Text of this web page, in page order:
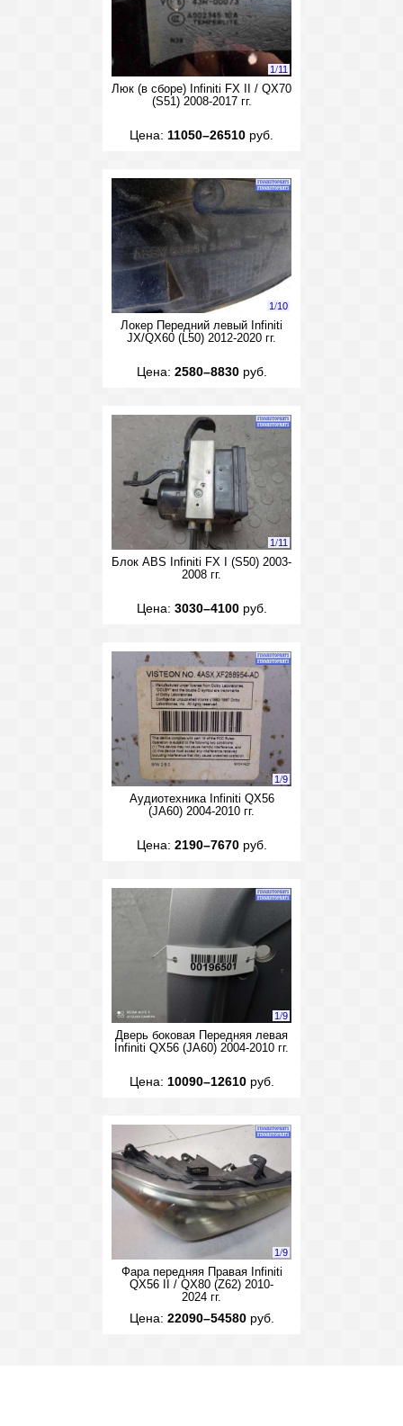
1/11
Люк (в сборе) Infiniti FX II / QX70
(S51) 2008-2017 гг.
Цена: 11050–26510 руб.
1/10
Локер Передний левый Infiniti
JX/QX60 (L50) 2012-2020 гг.
Цена: 2580–8830руб.
1/11
Блок ABS Infiniti FX I (S50) 2003-
2008 гг.
Цена: 3030–4100руб.
1/9
Аудиотехника Infiniti QX56
(JA60) 2004-2010 гг.
Цена: 2190–7670руб.
1/9
Дверь боковая Передняя левая
Infiniti QX56 (JA60) 2004-2010 гг.
Цена: 10090–12610руб.
1/9
Фара передняя Правая Infiniti
QX56 II / QX80 (Z62) 2010-
2024 гг.
Цена: 22090–54580руб.